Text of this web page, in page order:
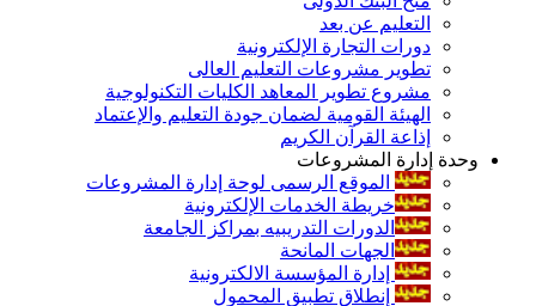
التعليم عن بعد
دورات التجارة الإلكترونية
تطوير مشروعات التعليم العالى
مشروع تطوير المعاهد الكليات التكنولوجية
الهيئة القومية لضمان جودة التعليم والإعتماد
إذاعة القرآن الكريم
وحدة إدارة المشروعات
الموقع الرسمى لوحة إدارة المشروعات
خريطة الخدمات الإلكترونية
الدورات التدريبيه بمراكز الجامعة
الجهات المانحة
إدارة المؤسسة الالكترونية
إنطلاق تطبيق المحمول